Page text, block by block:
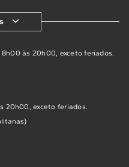
8h00 às 20h00, exceto feriados.
20h00, exceto feriados.